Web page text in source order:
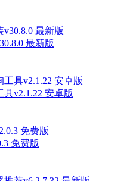
最新版
v2.1.22 安卓版
免费版